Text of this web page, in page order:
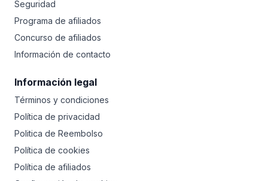
Seguridad
Programa de afiliados
Concurso de afiliados
Información de contacto
Información legal
Términos y condiciones
Política de privacidad
Politica de Reembolso
Política de cookies
Política de afiliados